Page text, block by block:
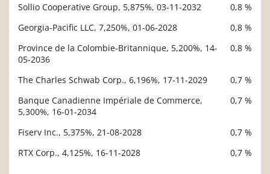
Sollio Cooperative Group, 5,875%, 03-11-2032
0,8 %
Georgia-Pacific LLC, 7,250%, 01-06-2028
0,8 %
Province de la Colombie-Britannique, 5,200%, 14-
05-2036
0,8 %
The Charles Schwab Corp., 6,196%, 17-11-2029
0,7 %
Banque Canadienne Impériale de Commerce,
5,300%, 16-01-2034
0,7 %
Fiserv Inc., 5,375%, 21-08-2028
0,7 %
RTX Corp., 4,125%, 16-11-2028
0,7 %